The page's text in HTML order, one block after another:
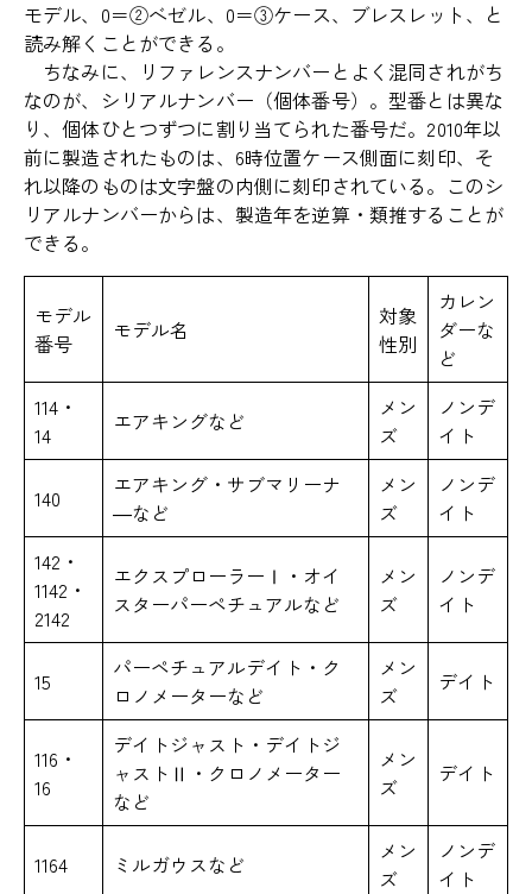
モデル、0＝②ベゼル、0＝③ケース、ブレスレット、と
読み解くことができる。
ちなみに、リファレンスナンバーとよく混同されがち
なのが、シリアルナンバー（個体番号）。型番とは異な
り、個体ひとつずつに割り当てられた番号だ。2010年以
前に製造されたものは、6時位置ケース側面に刻印、そ
れ以降のものは文字盤の内側に刻印されている。このシ
リアルナンバーからは、製造年を逆算・類推することが
できる。
モデル
番号
モデル名
対象
性別
カレン
ダーな
ど
114・
14
エアキングなど
メン
ズ
ノンデ
イト
140
エアキング・サブマリーナ
―など
メン
ズ
ノンデ
イト
142・
1142・
2142
エクスプローラーⅠ・オイ
スターパーペチュアルなど
メン
ズ
ノンデ
イト
15
パーペチュアルデイト・ク
ロノメーターなど
メン
ズ
デイト
116・
16
デイトジャスト・デイトジ
ャストⅡ・クロノメーター
など
メン
ズ
デイト
1164 ミルガウスなど
メン
ズ
ノンデ
イト